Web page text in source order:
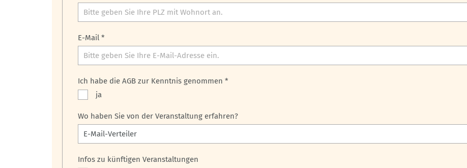
E-Mail *
Ich habe die AGB zur Kenntnis genommen *
ja
Wo haben Sie von der Veranstaltung erfahren?
Infos zu künftigen Veranstaltungen